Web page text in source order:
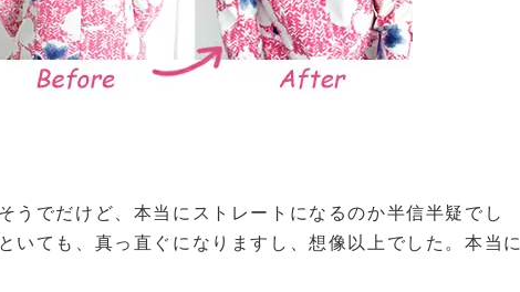
うでだけど、本当にストレートになるのか半信半疑でし
いても、真っ直ぐになりますし、想像以上でした。本当に